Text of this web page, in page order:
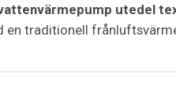
utedel
en traditionell